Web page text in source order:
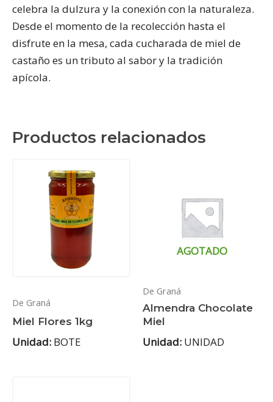
celebra la dulzura y la conexión con la naturaleza.
Desde el momento de la recolección hasta el
disfrute en la mesa, cada cucharada de miel de
castaño es un tributo al sabor y la tradición
apícola.
Productos relacionados
De Graná
Miel Flores 1kg
Unidad: BOTE
AGOTADO
De Graná
Almendra Chocolate
Miel
Unidad: UNIDAD